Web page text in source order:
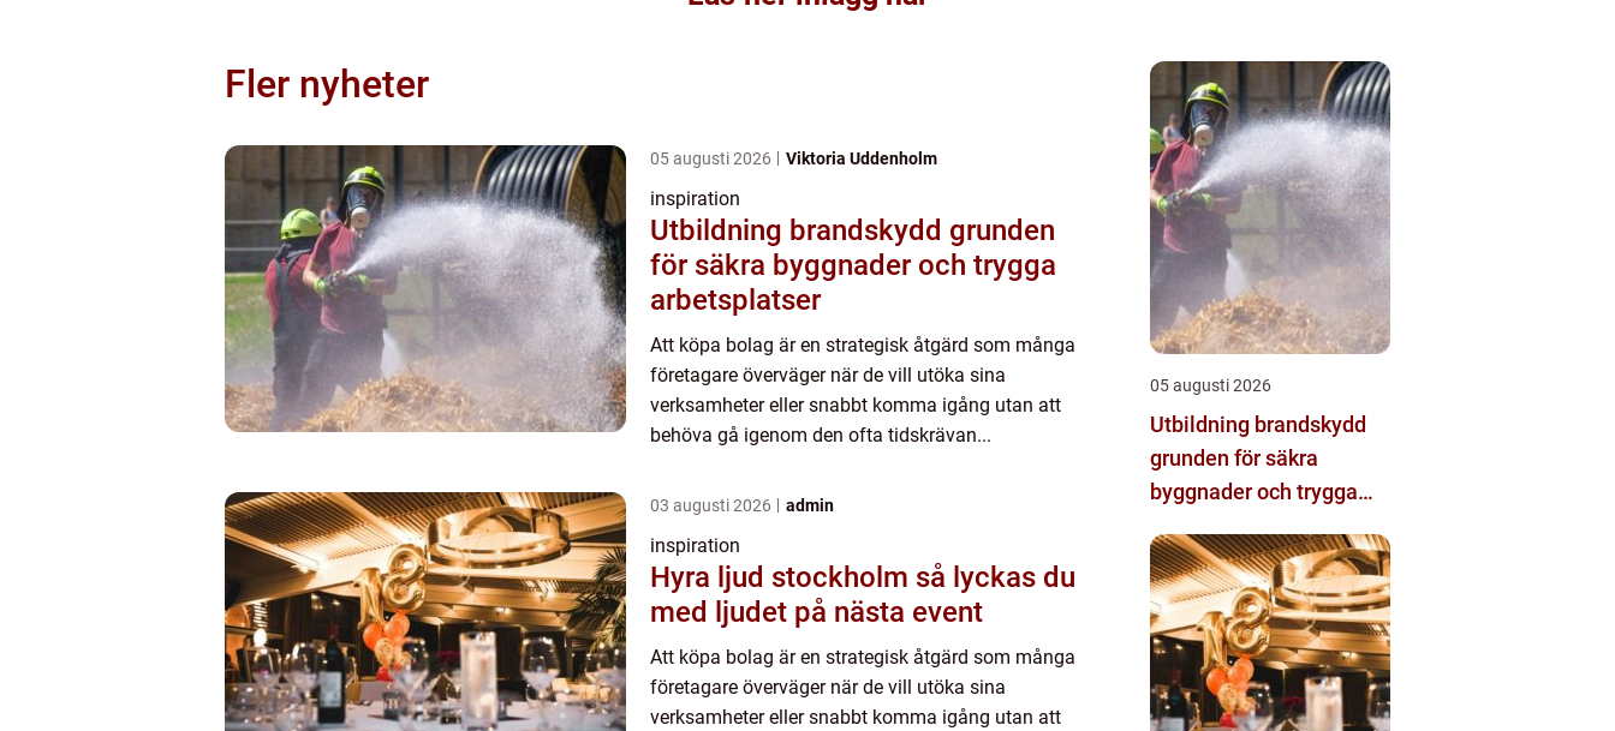
Fler nyheter
05 augusti 2026 Viktoria Uddenholm
inspiration
Utbildning brandskydd grunden
för säkra byggnader och trygga
arbetsplatser
Att köpa bolag är en strategisk åtgärd som många
företagare överväger när de vill utöka sina
verksamheter eller snabbt komma igång utan att
behöva gå igenom den ofta tidskrävan...
03 augusti 2026 admin
inspiration
Hyra ljud stockholm så lyckas du
med ljudet på nästa event
Att köpa bolag är en strategisk åtgärd som många
företagare överväger när de vill utöka sina
verksamheter eller snabbt komma igång utan att
05 augusti 2026
Utbildning brandskydd
grunden för säkra
byggnader och trygga